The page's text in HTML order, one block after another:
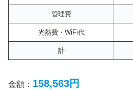
管理費
光熱費・WiFi代
計
金額： 158,563円